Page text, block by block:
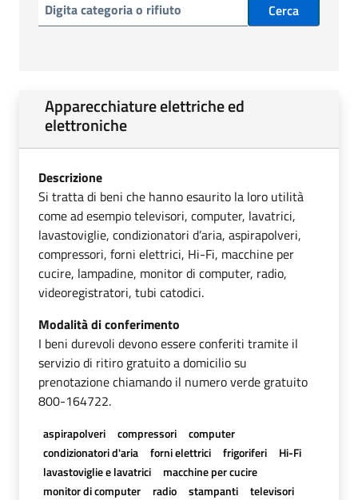
Cerca
Apparecchiature elettriche ed
elettroniche
Descrizione
Si tratta di beni che hanno esaurito la loro utilità
come ad esempio televisori, computer, lavatrici,
lavastoviglie, condizionatori d’aria, aspirapolveri,
compressori, forni elettrici, Hi-Fi, macchine per
cucire, lampadine, monitor di computer, radio,
videoregistratori, tubi catodici.
Modalità di conferimento
I beni durevoli devono essere conferiti tramite il
servizio di ritiro gratuito a domicilio su
prenotazione chiamando il numero verde gratuito
800-164722.
aspirapolveri compressori
computer
condizionatori d'aria
forni elettrici frigoriferi
Hi-Fi
lavastoviglie e lavatrici
macchine per cucire
monitor di computer
radio stampanti
televisori